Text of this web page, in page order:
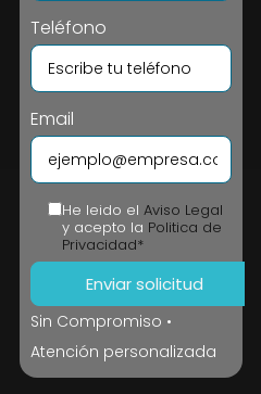
Teléfono
Email
He leido el Aviso Legal
y acepto la Politica de
Privacidad*
Sin Compromiso •
Atención personalizada